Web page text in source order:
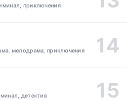
приключения
мелодрама, приключения
детектив